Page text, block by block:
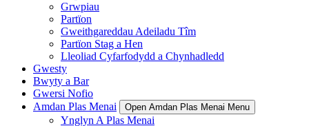
Grwpiau
Partïon
Gweithgareddau Adeiladu Tîm
Partïon Stag a Hen
Lleoliad Cyfarfodydd a Chynhadledd
Gwesty
Bwyty a Bar
Gwersi Nofio
Amdan Plas Menai
Open Amdan Plas Menai Menu
Ynglyn A Plas Menai